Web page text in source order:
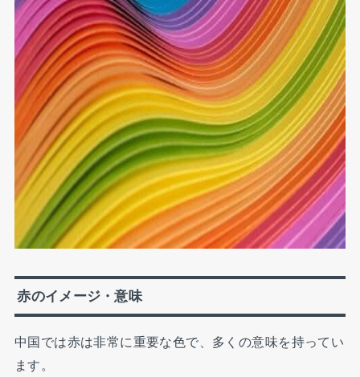
赤のイメージ・意味
中国では赤は非常に重要な色で、多くの意味を持ってい
ます。